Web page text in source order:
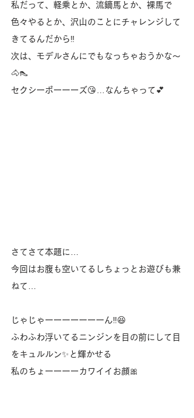
私だって、軽乗とか、流鏑馬とか、裸馬で
色々やるとか、沢山のことにチャレンジして
きてるんだから‼️
次は、モデルさんにでもなっちゃおうかな〜
🐴👠
セクシーポーーーズ😘…なんちゃって💕
さてさて本題に…
今回はお腹も空いてるしちょっとお遊びも兼
ねて…
じゃじゃーーーーーーーん‼️😆
ふわふわ浮いてるニンジンを目の前にして目
をキュルルン✨と輝かせる
私のちょーーーーカワイイお顔🎀